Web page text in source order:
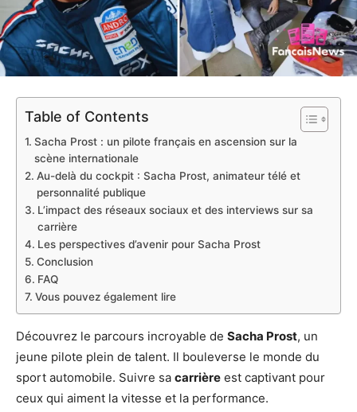
Table of Contents
Sacha Prost : un pilote français en ascension sur la
scène internationale
Au-delà du cockpit : Sacha Prost, animateur télé et
personnalité publique
L’impact des réseaux sociaux et des interviews sur sa
carrière
Les perspectives d’avenir pour Sacha Prost
Conclusion
FAQ
Vous pouvez également lire
Découvrez le parcours incroyable de Sacha Prost, un
jeune pilote plein de talent. Il bouleverse le monde du
sport automobile. Suivre sa carrière est captivant pour
ceux qui aiment la vitesse et la performance.